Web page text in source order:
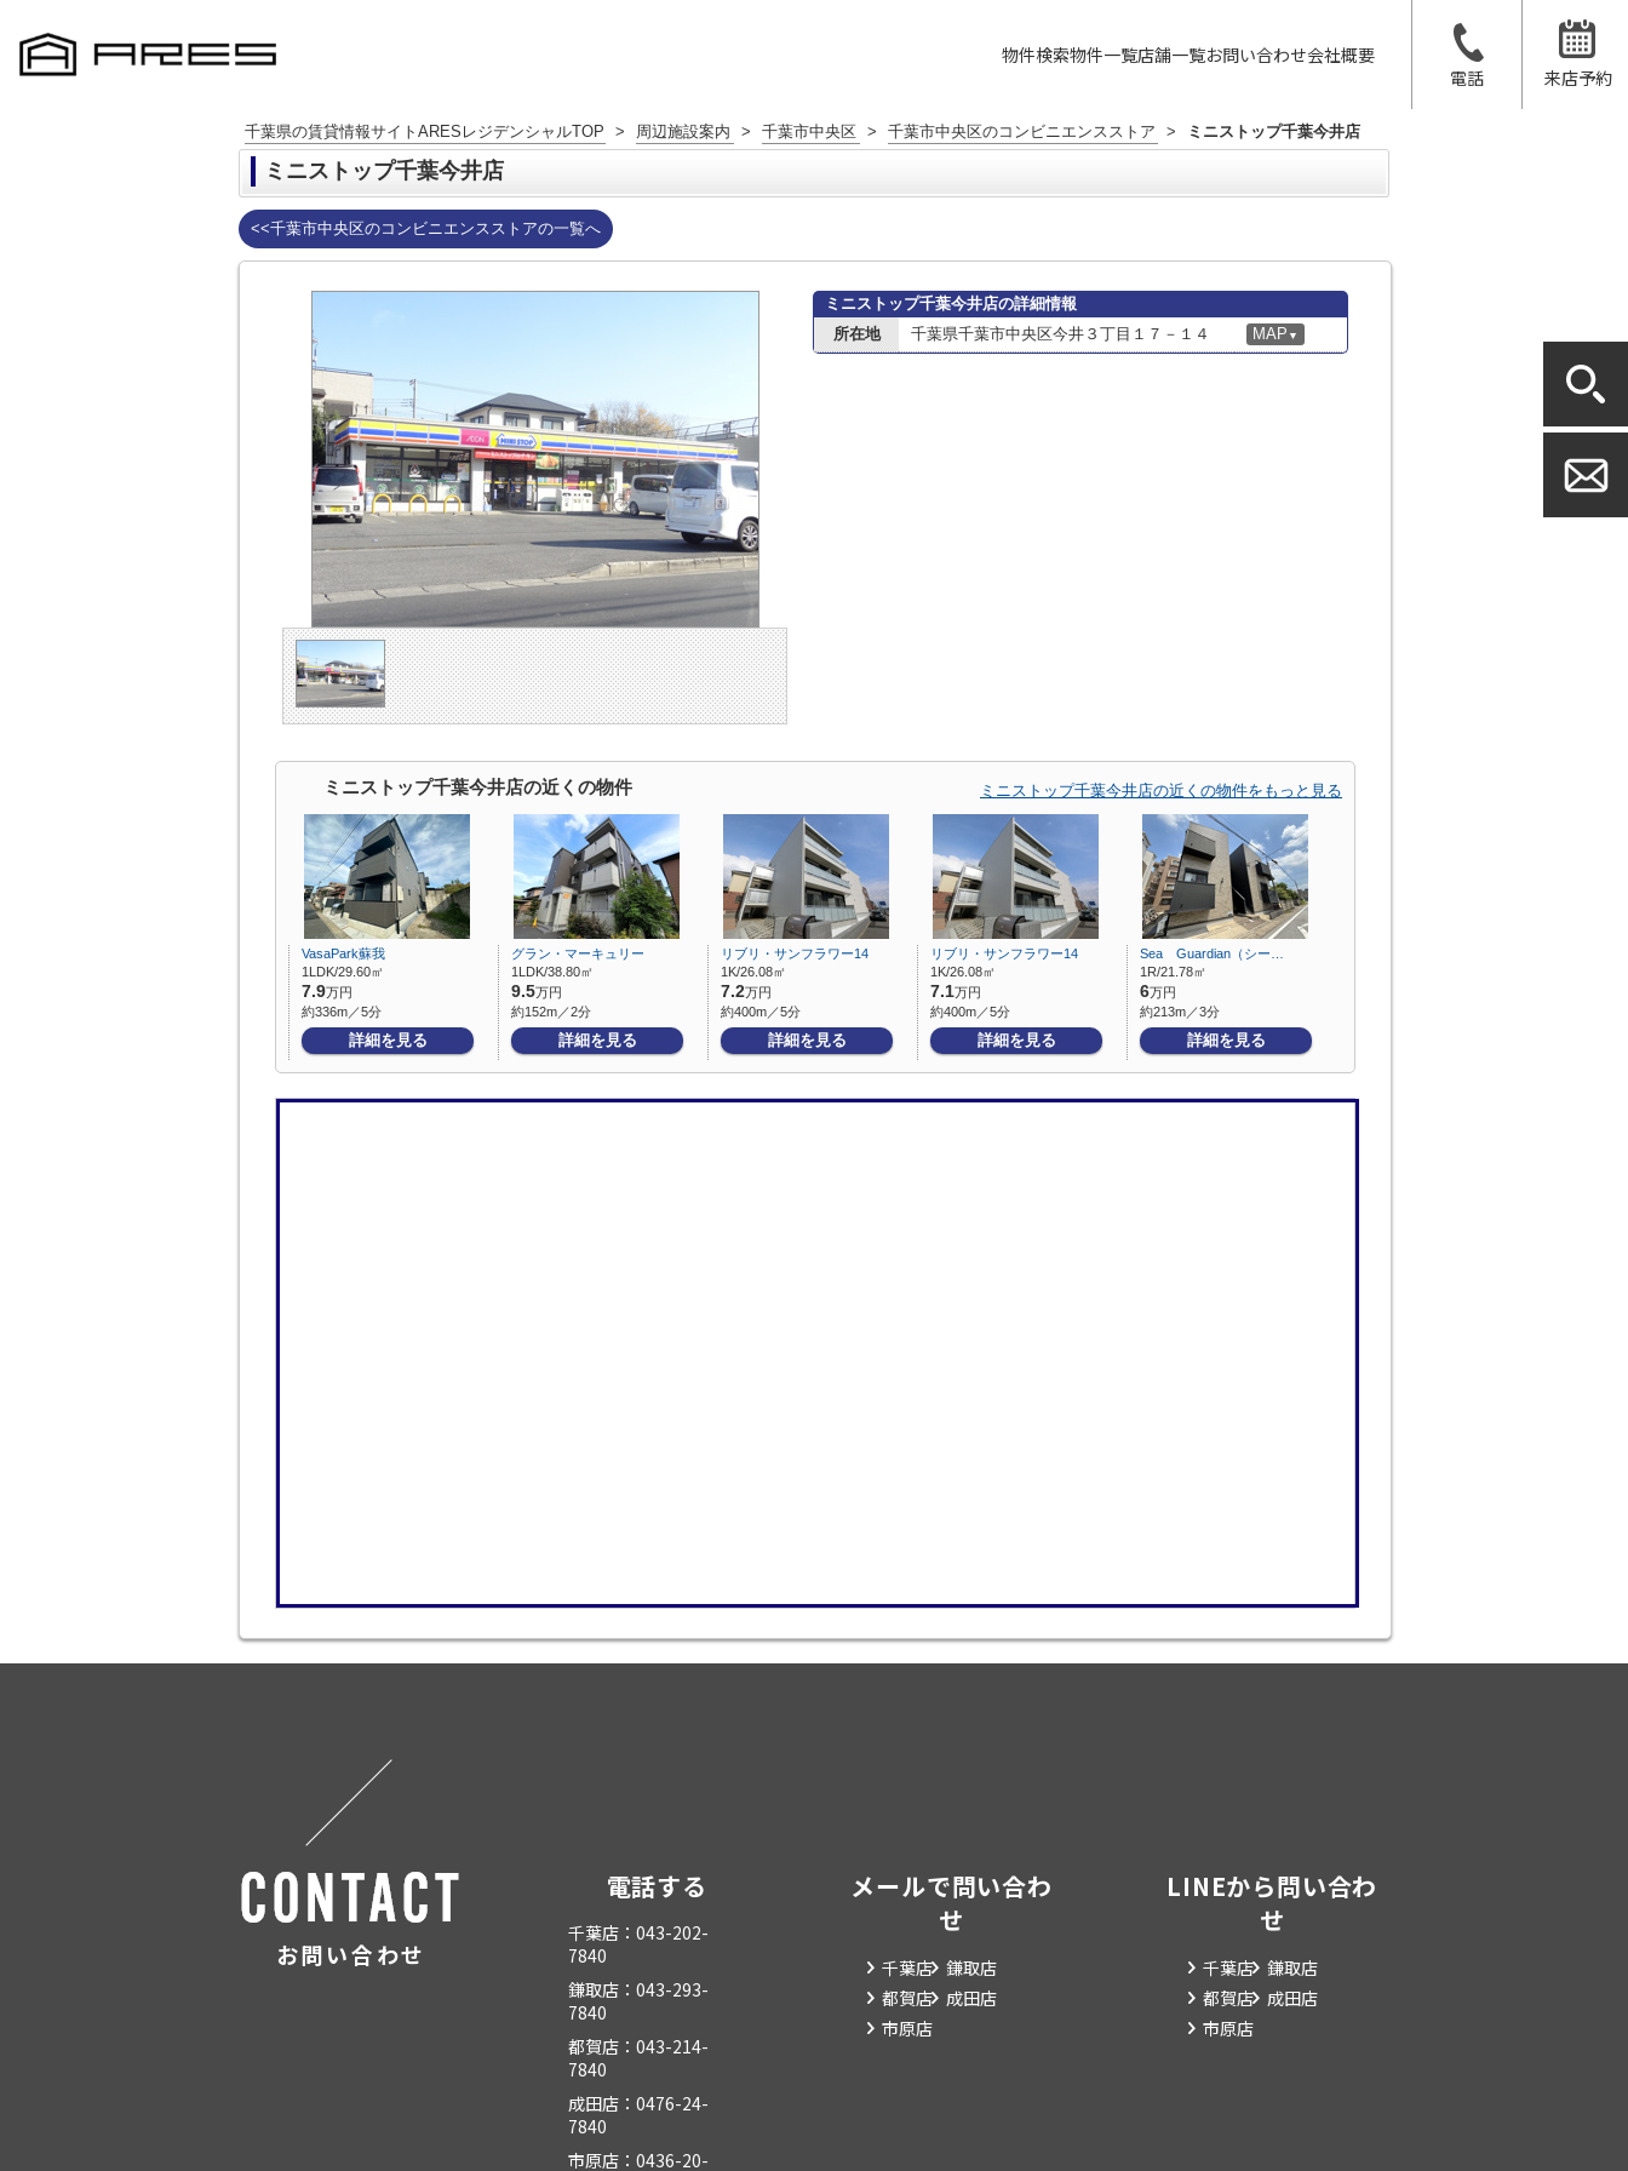
物件検索物件一覧店舗一覧お問い合わせ会社概要
電話
来店予約
千葉県の賃貸情報サイトARESレジデンシャルTOP > 周辺施設案内 > 千葉市中央区 > 千葉市中央区のコンビニエンスストア > ミニストップ千葉今井店
ミニストップ千葉今井店
<<千葉市中央区のコンビニエンスストアの一覧へ
ミニストップ千葉今井店の詳細情報
所在地
千葉県千葉市中央区今井３丁目１７－１４ MAP ▼
ミニストップ千葉今井店の近くの物件 ミニストップ千葉今井店の近くの物件をもっと見る
VasaPark蘇我
1LDK/29.60㎡
7.9万円
約336m／5分
詳細を見る
グラン・マーキュリー
1LDK/38.80㎡
9.5万円
約152m／2分
詳細を見る
リブリ・サンフラワー14
1K/26.08㎡
7.2万円
約400m／5分
詳細を見る
リブリ・サンフラワー14
1K/26.08㎡
7.1万円
約400m／5分
詳細を見る
Sea Guardian（シー…
1R/21.78㎡
6万円
約213m／3分
詳細を見る
お問い合わせ
電話する
千葉店：043-202-
7840
鎌取店：043-293-
7840
都賀店：043-214-
7840
成田店：0476-24-
7840
市原店：0436-20-
メールで問い合わ
せ
千葉店 鎌取店
都賀店 成田店
市原店
LINEから問い合わ
せ
千葉店 鎌取店
都賀店
成田店
市原店